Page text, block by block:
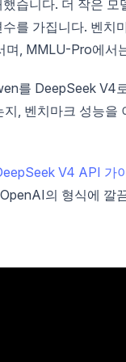
습니다. 더 작은
를 가집니다. 벤
며, MMLU-Pro에
를 DeepSeek V4
, 벤치마크 성능을
V4 API 가
의 형식에 깔